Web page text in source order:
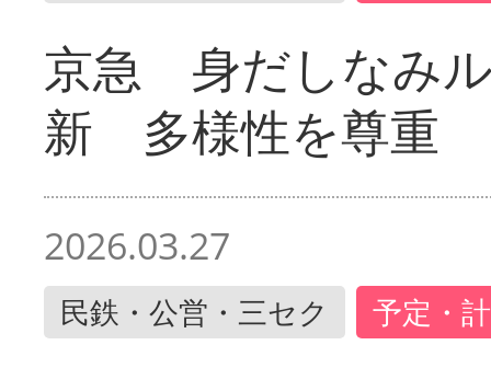
京急 身だしなみ
新 多様性を尊重
2026.03.27
民鉄・公営・三セク 予定・